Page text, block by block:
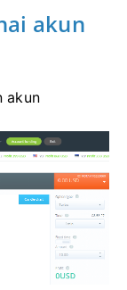
akun
akun